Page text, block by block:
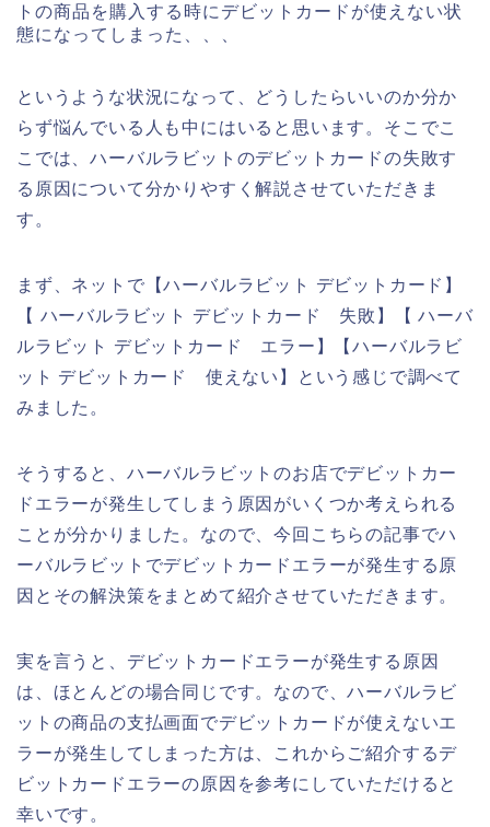
トの商品を購入する時にデビットカードが使えない状
態になってしまった、、、
というような状況になって、どうしたらいいのか分か
らず悩んでいる人も中にはいると思います。そこでこ
こでは、ハーバルラビットのデビットカードの失敗す
る原因について分かりやすく解説させていただきま
す。
まず、ネットで【ハーバルラビット デビットカード】
【 ハーバルラビット デビットカード 失敗】【 ハーバ
ルラビット デビットカード エラー】【ハーバルラビ
ット デビットカード 使えない】という感じで調べて
みました。
そうすると、ハーバルラビットのお店でデビットカー
ドエラーが発生してしまう原因がいくつか考えられる
ことが分かりました。なので、今回こちらの記事でハ
ーバルラビットでデビットカードエラーが発生する原
因とその解決策をまとめて紹介させていただきます。
実を言うと、デビットカードエラーが発生する原因
は、ほとんどの場合同じです。なので、ハーバルラビ
ットの商品の支払画面でデビットカードが使えないエ
ラーが発生してしまった方は、これからご紹介するデ
ビットカードエラーの原因を参考にしていただけると
幸いです。